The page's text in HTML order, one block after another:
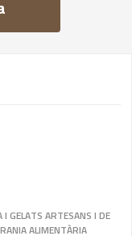
GELATS ARTESANS I DE
ALIMENTÀRIA